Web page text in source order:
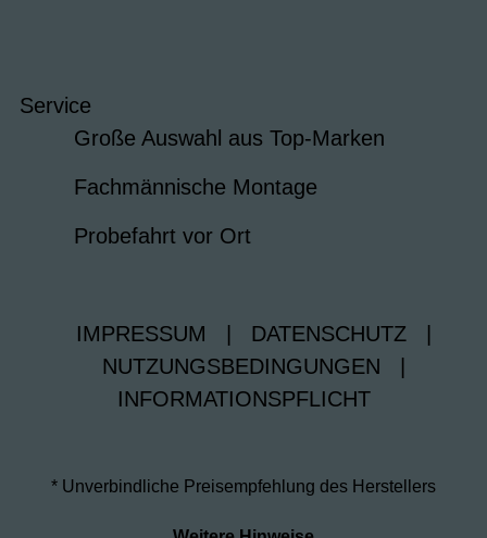
Service
Große Auswahl aus Top-Marken
Fachmännische Montage
Probefahrt vor Ort
IMPRESSUM DATENSCHUTZ
NUTZUNGSBEDINGUNGEN
INFORMATIONSPFLICHT
* Unverbindliche Preisempfehlung des Herstellers